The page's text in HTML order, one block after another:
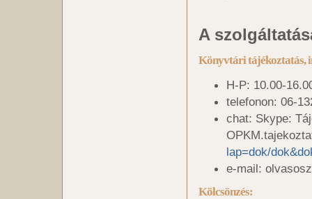
A
Könyvtári tájékoztatás,
H-P: 10.00-
telefonon: 06-
chat: Skype:
lap=dok/
e-mail:
Kölcsönzés: